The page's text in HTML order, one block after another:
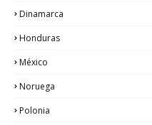
Dinamarca
Honduras
México
Noruega
Polonia